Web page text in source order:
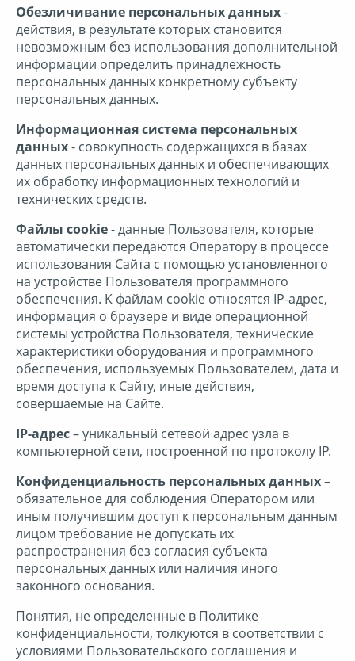
Обезличивание персональных данных-
действия, в результате которых становится
невозможным без использования дополнительной
информации определить принадлежность
персональных данных конкретному субъекту
персональных данных.
Информационная система персональных
данных- совокупность содержащихся в базах
данных персональных данных и обеспечивающих
их обработку информационных технологий и
технических средств.
Файлы cookie- данные Пользователя, которые
автоматически передаются Оператору в процессе
использования Сайта с помощью установленного
на устройстве Пользователя программного
обеспечения. К файлам cookie относятся IP-адрес,
информация о браузере и виде операционной
системы устройства Пользователя, технические
характеристики оборудования и программного
обеспечения, используемых Пользователем, дата и
время доступа к Сайту, иные действия,
совершаемые на Сайте.
IP-адрес– уникальный сетевой адрес узла в
компьютерной сети, построенной по протоколу IP.
Конфиденциальность персональных данных–
обязательное для соблюдения Оператором или
иным получившим доступ к персональным данным
лицом требование не допускать их
распространения без согласия субъекта
персональных данных или наличия иного
законного основания.
Понятия, не определенные в Политике
конфиденциальности, толкуются в соответствии с
условиями Пользовательского соглашения и